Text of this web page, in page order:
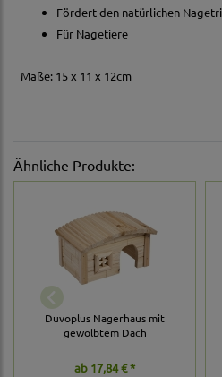
Fördert den natürlichen
Für Nagetiere
Maße: 15 x 11 x 12cm
Ähnliche Produkte:
Duvoplus Nagerhaus mit
gewölbtem Dach
ab 17,84 € *